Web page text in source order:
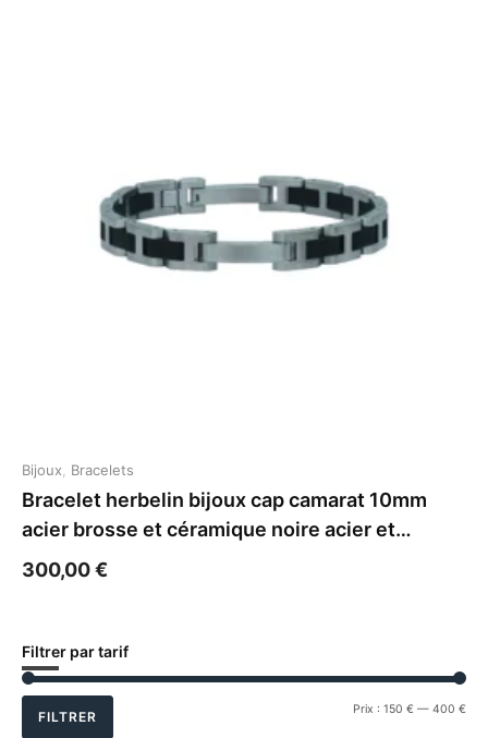
Bijoux Bracelets
Bracelet herbelin bijoux cap camarat 10mm
acier brosse et céramique noire acier et
céramique gris
300,00€
Filtrer par tarif
Prix
Prix
FILTRER Prix : 150 € — 400 €